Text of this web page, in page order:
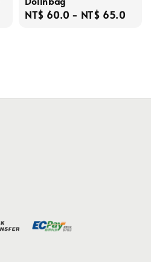
Regular
NT$ 60.0 - NT$ 65.0